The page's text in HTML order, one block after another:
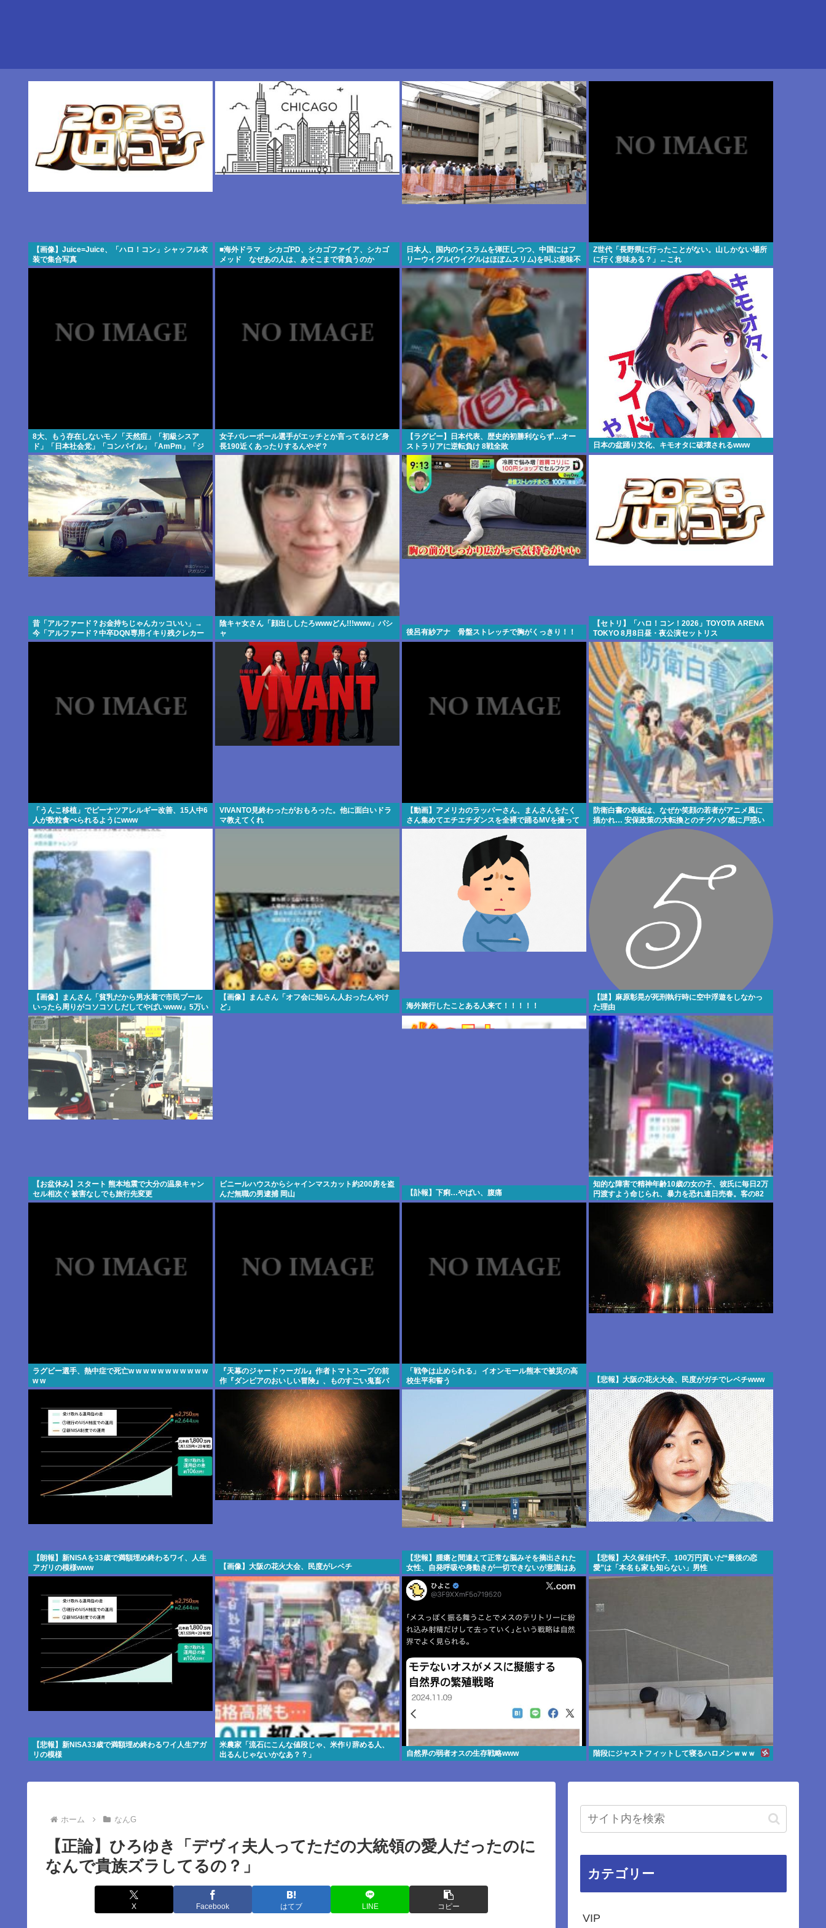
【画像】Juice=Juice、「ハロ！コン」シャッフル衣
装で集合写真
■海外ドラマ シカゴPD、シカゴファイア、シカゴ
メッド なぜあの人は、あそこまで背負うのか
日本人、国内のイスラムを弾圧しつつ、中国にはフ
リーウイグル(ウイグルはほぼムスリム)を叫ぶ意味不
明の集団になってしまう
Z世代「長野県に行ったことがない。山しかない場所
に行く意味ある？」←これ
8大、もう存在しないモノ「天然痘」「初級シスア
ド」「日本社会党」「コンパイル」「AmPm」「ジ
ャスコ」「共立薬科大学」
女子バレーボール選手がエッチとか言ってるけど身
長190近くあったりするんやぞ？
【ラグビー】日本代表、歴史的初勝利ならず…オー
ストラリアに逆転負け 8戦全敗
日本の盆踊り文化、キモオタに破壊されるwww
昔「アルファード？お金持ちじゃんカッコいい」→
今「アルファード？中卒DQN専用イキり残クレカー
じゃんwww」
陰キャ女さん「顔出ししたろwwwどん!!!www」パシ
ャ
後呂有紗アナ 骨盤ストレッチで胸がくっきり！！
【セトリ】「ハロ！コン！2026」TOYOTA ARENA
TOKYO 8月8日昼・夜公演セットリス
「うんこ移植」でピーナツアレルギー改善、15人中6
人が数粒食べられるようにwww
VIVANTO見終わったがおもろった。他に面白いドラ
マ教えてくれ
【動画】アメリカのラッパーさん、まんさんをたく
さん集めてエチエチダンスを全裸で踊るMVを撮って
しまう❤
防衛白書の表紙は、なぜか笑顔の若者がアニメ風に
描かれ… 安保政策の大転換とのチグハグ感に戸惑い
【画像】まんさん「貧乳だから男水着で市民プール
いったら周りがコソコソしだしてやばいwww」5万い
いね
【画像】まんさん「オフ会に知らん人おったんやけ
ど」
海外旅行したことある人来て！！！！！
【謎】麻原彰晃が死刑執行時に空中浮遊をしなかっ
た理由
【お盆休み】スタート 熊本地震で大分の温泉キャン
セル相次ぐ 被害なしでも旅行先変更
ビニールハウスからシャインマスカット約200房を盗
んだ無職の男逮捕 岡山
【訃報】下痢…やばい、腹痛
知的な障害で精神年齢10歳の女の子、彼氏に毎日2万
円渡すよう命じられ、暴力を恐れ連日売春。客の82
歳を殺害し逮捕
ラグビー選手、熱中症で死亡w w w w w w w w w w w
w w
『天幕のジャードゥーガル』作者トマトスープの前
作『ダンピアのおいしい冒険』、ものすごい鬼畜バ
ッドエンドだった
「戦争は止められる」 イオンモール熊本で被災の高
校生平和誓う
【悲報】大阪の花火大会、民度がガチでレベチwww
【朗報】新NISAを33歳で満額埋め終わるワイ、人生
アガリの模様www
【画像】大阪の花火大会、民度がレベチ
【悲報】腫瘍と間違えて正常な脳みそを摘出された
女性、自発呼吸や身動きが一切できないが意識はあ
ることが判明
【悲報】大久保佳代子、100万円貢いだ“最後の恋
愛”は「本名も家も知らない」男性
【悲報】新NISA33歳で満額埋め終わるワイ人生アガ
リの模様
米農家「流石にこんな値段じゃ、米作り辞める人、
出るんじゃないかなあ？？」
自然界の弱者オスの生存戦略www 階段にジャストフィットして寝るハロメンｗｗｗ
ホーム なんG
【正論】ひろゆき「デヴィ夫人ってただの大統領の愛人だったのに
なんで貴族ズラしてるの？」
X Facebook はてブ LINE コピー
カテゴリー
VIP